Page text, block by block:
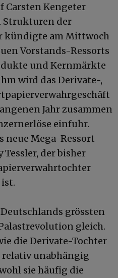
Carsten Kengeter
Strukturen der
kündigte am Mittwoch
Vorstands-Ressorts
und Kernmärkte
wird das Derivate-,
Jahr zusammen
einfuhr.
neue Mega-Ressort
der bisher
grössten
gleich.
die Derivate-Tochter
relativ unabhängig
sie häufig die